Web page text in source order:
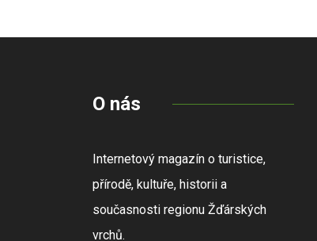
O nás
Internetový magazín o turistice,
přírodě, kultuře, historii a
současnosti regionu Žďárských
vrchů.